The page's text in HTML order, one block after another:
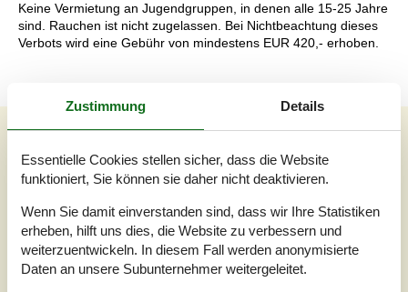
Keine Vermietung an Jugendgruppen, in denen alle 15-25 Jahre
sind. Rauchen ist nicht zugelassen. Bei Nichtbeachtung dieses
Verbots wird eine Gebühr von mindestens EUR 420,- erhoben.
Externe Bewertungen
Unsere GästebewertungenExterne Bewertungen
4,3
Zustimmung Details
Essentielle Cookies stellen sicher, dass die Website
funktioniert, Sie können sie daher nicht deaktivieren.
Wenn Sie damit einverstanden sind, dass wir Ihre Statistiken
erheben, hilft uns dies, die Website zu verbessern und
weiterzuentwickeln. In diesem Fall werden anonymisierte
Daten an unsere Subunternehmer weitergeleitet.